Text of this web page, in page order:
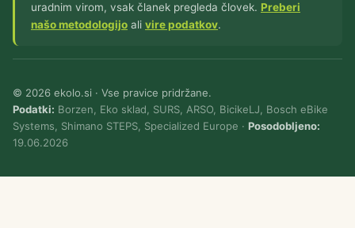
uradnim virom, vsak članek pregleda človek. Preberi
našo metodologijo ali vire podatkov.
© 2026 ekolo.si · Vse pravice pridržane.
Podatki: Borzen, Eko sklad, SURS, ARSO, BicikeLJ, Bosch eBike
Systems, Shimano STEPS, Specialized Europe · Posodobljeno:
19.06.2026